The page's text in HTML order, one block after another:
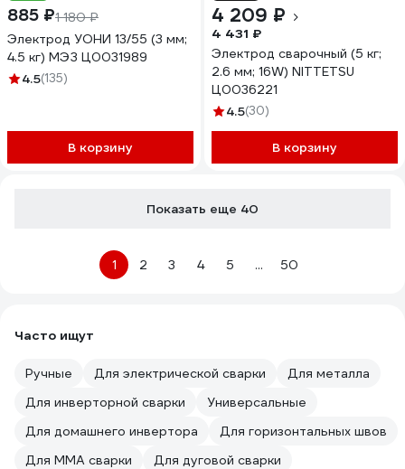
885 ₽1 180 ₽
Электрод УОНИ 13/55 (3 мм;
4.5 кг) МЭЗ Ц0031989
4.5(135)
В корзину
4 209 ₽
4 431 ₽
Электрод сварочный (5 кг;
2.6 мм; 16W) NITTETSU
Ц0036221
4.5(30)
В корзину
Показать еще 40
1 2 3 4 5 ... 50
Часто ищут
Ручные Для электрической сварки
Для металла
Для инверторной сварки
Универсальные
Для домашнего инвертора
Для горизонтальных швов
Для ММА сварки
Для дуговой сварки